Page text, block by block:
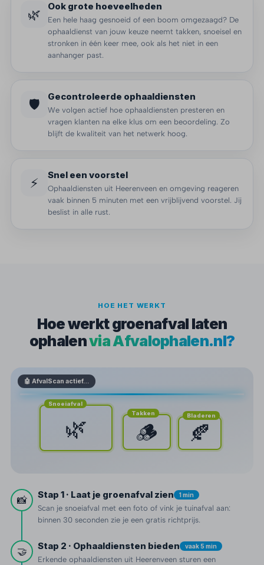
🌿 Ook grote hoeveelheden
Een hele haag gesnoeid of een boom omgezaagd? De
ophaaldienst van jouw keuze neemt takken, snoeisel en
stronken in één keer mee, ook als het niet in een
aanhanger past.
🛡️ Gecontroleerde ophaaldiensten
We volgen actief hoe ophaaldiensten presteren en
vragen klanten na elke klus om een beoordeling. Zo
blijft de kwaliteit van het netwerk hoog.
⚡ Snel een voorstel
Ophaaldiensten uit Heerenveen en omgeving reageren
vaak binnen 5 minuten met een vrijblijvend voorstel. Jij
beslist in alle rust.
HOE HET WERKT
Hoe werkt groenafval laten
ophalenvia Afvalophalen.nl?
🤖 AfvalScan actief…
Snoeiafval
🌿
Takken
🪵
Bladeren
🍂
📸 Stap 1 · Laat je groenafval zien 1 min
Scan je snoeiafval met een foto of vink je tuinafval aan:
binnen 30 seconden zie je een gratis richtprijs.
🤝 Stap 2 · Ophaaldiensten bieden vaak 5 min
Erkende ophaaldiensten uit Heerenveen sturen een